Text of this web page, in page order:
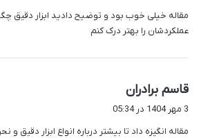
:
مقاله خیلی خوب بود و توضیح دادید ابزار دقیق
عملکردشان را بهتر درک کنم
قاسم برادران
ف
:
3 مهر 1404 در 05:34
مقاله انگیزه داد تا بیشتر درباره انواع ابزار دقیق